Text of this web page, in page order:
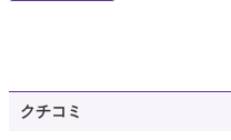
クチコミ